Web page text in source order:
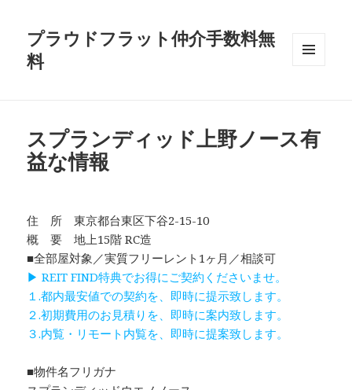
プラウドフラット仲介手数料無
料
スプランディッド上野ノース有
益な情報
住 所 東京都台東区下谷2-15-10
概 要 地上15階 RC造
■全部屋対象／実質フリーレント1ヶ月／相談可
▶ REIT FIND特典でお得にご契約くださいませ。
１.都内最安値での契約を、即時に提示致します。
２.初期費用のお見積りを、即時に案内致します。
３.内覧・リモート内覧を、即時に提案致します。
■物件名フリガナ